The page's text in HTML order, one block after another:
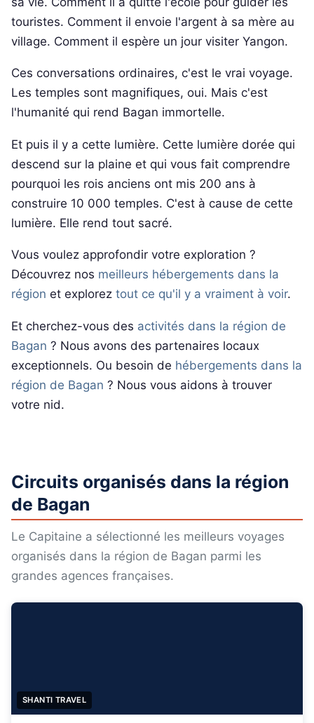
touristes. Comment il envoie l'argent à sa mère au
village. Comment il espère un jour visiter Yangon.
Ces conversations ordinaires, c'est le vrai voyage.
Les temples sont magnifiques, oui. Mais c'est
l'humanité qui rend Bagan immortelle.
Et puis il y a cette lumière. Cette lumière dorée qui
descend sur la plaine et qui vous fait comprendre
pourquoi les rois anciens ont mis 200 ans à
construire 10 000 temples. C'est à cause de cette
lumière. Elle rend tout sacré.
Vous voulez approfondir votre exploration ?
Découvrez nos meilleurs hébergements dans la
région et explorez tout ce qu'il y a vraiment à voir.
Et cherchez-vous des activités dans la région de
Bagan ? Nous avons des partenaires locaux
exceptionnels. Ou besoin de hébergements dans la
région de Bagan ? Nous vous aidons à trouver
votre nid.
Circuits organisés dans la région
de Bagan
Le Capitaine a sélectionné les meilleurs voyages
organisés dans la région de Bagan parmi les
grandes agences françaises.
SHANTI TRAVEL